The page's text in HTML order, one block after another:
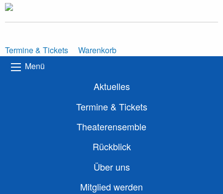
Termine & Tickets
Warenkorb
Menü
Aktuelles
Termine & Tickets
Theaterensemble
Rückblick
Über uns
Mitglied werden